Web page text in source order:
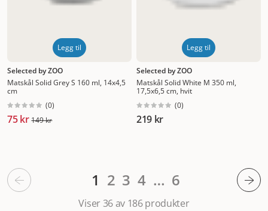
Legg til
Selected by ZOO
Matskål Solid Grey S 160 ml, 14x4,5
cm
(0)
75 kr 149 kr
Legg til
Selected by ZOO
Matskål Solid White M 350 ml,
17,5x6,5 cm, hvit
(0)
219 kr
1 2 3 4 … 6
Viser 36 av 186produkter